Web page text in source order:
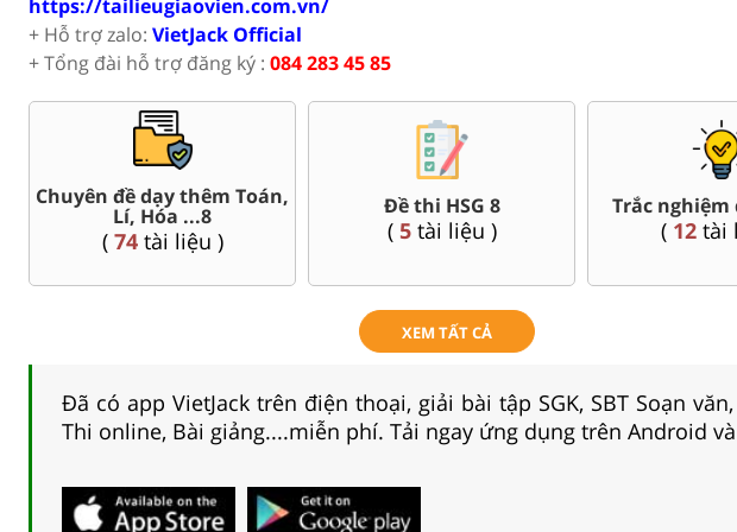
https://tailieugiaovien.com.vn/
+ Hỗ trợ zalo: VietJack Official
+ Tổng đài hỗ trợ đăng ký : 084 283 45 85
Đề thi giữa kì, cuối kì 8
(172tài liệu )
Bài giảng Powerpoint Văn,
Sử, Địa 8....
(40 tài liệu )
Giáo án
( 78tài
XEM TẤT CẢ
Đã có app VietJack trên điện thoại, giải bài tập SGK, SBT Soạn
Thi online, Bài giảng....miễn phí. Tải ngay ứng dụng trên Android và